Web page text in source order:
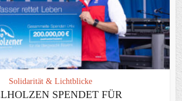
Solidarität & Lichtblicke
SPENDET FÜR